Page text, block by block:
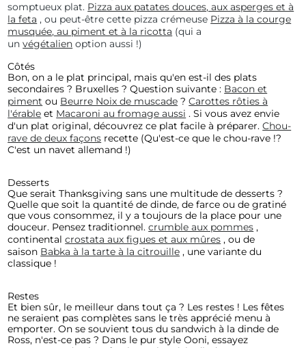
somptueux plat. Pizza aux patates douces, aux asperges et à
la feta , ou peut-être cette pizza crémeuse Pizza à la courge
musquée, au piment et à la ricotta (qui a
un végétalien option aussi !)
Côtés
Bon, on a le plat principal, mais qu'en est-il des plats
secondaires ? Bruxelles ? Question suivante : Bacon et
piment ou Beurre Noix de muscade ? Carottes rôties à
l'érable et Macaroni au fromage aussi . Si vous avez envie
d'un plat original, découvrez ce plat facile à préparer. Chou-
rave de deux façons recette (Qu'est-ce que le chou-rave !?
C'est un navet allemand !)
Desserts
Que serait Thanksgiving sans une multitude de desserts ?
Quelle que soit la quantité de dinde, de farce ou de gratiné
que vous consommez, il y a toujours de la place pour une
douceur. Pensez traditionnel. crumble aux pommes ,
continental crostata aux figues et aux mûres , ou de
saison Babka à la tarte à la citrouille , une variante du
classique !
Restes
Et bien sûr, le meilleur dans tout ça ? Les restes ! Les fêtes
ne seraient pas complètes sans le très apprécié menu à
emporter. On se souvient tous du sandwich à la dinde de
Ross, n'est-ce pas ? Dans le pur style Ooni, essayez